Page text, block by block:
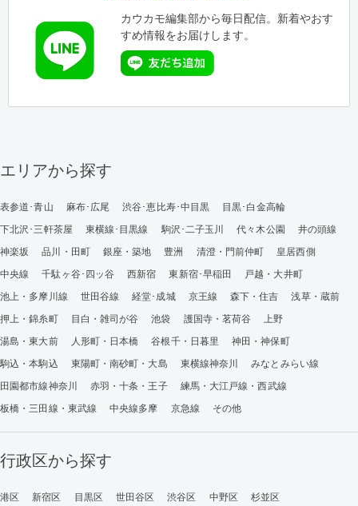
カウカモ編集部から毎日配信。新着やおす
すめ情報をお届けします。
エリアから探す
表参道･青山 麻布･広尾 渋谷･恵比寿･中目黒
目黒･白金高輪
下北沢･三軒茶屋
東横線･目黒線 駒沢･二子玉川 代々木公園
井の頭線
神楽坂
品川・田町 銀座・築地 豊洲 清澄・門前仲町
皇居西側
中央線
千駄ヶ谷･四ッ谷 西新宿 東新宿･早稲田
戸越・大井町
池上・多摩川線
世田谷線 経堂･成城 京王線 森下・住吉
浅草・蔵前
押上・錦糸町
目白・雑司が谷 池袋 護国寺・茗荷谷
上野
湯島・東大前
人形町・日本橋 谷根千・日暮里
神田・神保町
駒込・本駒込
東陽町・南砂町・大島 東横線神奈川
みなとみらい線
田園都市線神奈川
赤羽・十条・王子
練馬・大江戸線・西武線
板橋・三田線・東武線
中央線多摩 京急線 その他
行政区から探す
港区 新宿区 目黒区 世田谷区 渋谷区 中野区 杉並区